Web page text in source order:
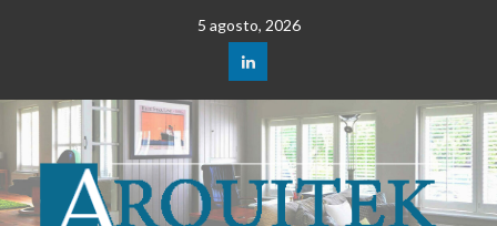
5 agosto, 2026